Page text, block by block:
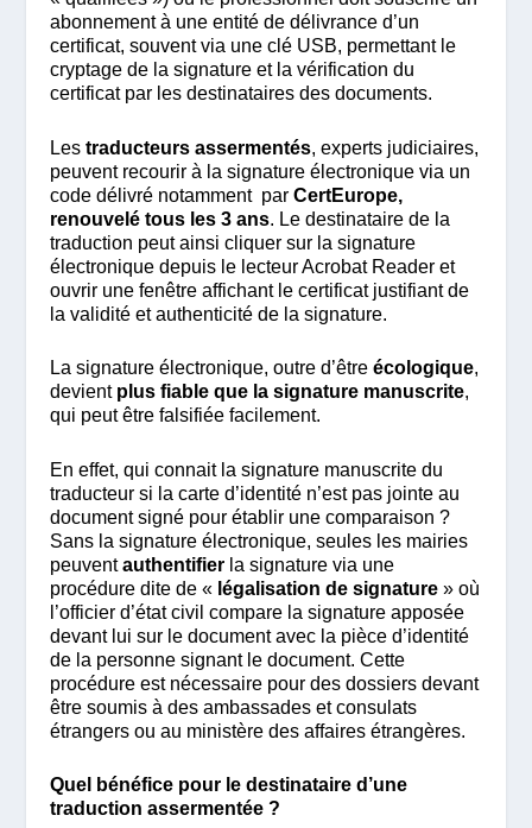
abonnement à une entité de délivrance d’un
certificat, souvent via une clé USB, permettant le
cryptage de la signature et la vérification du
certificat par les destinataires des documents.
Lestraducteurs assermentés, experts judiciaires,
peuvent recourir à la signature électronique via un
code délivré notamment par CertEurope,
renouvelé tous les 3 ans. Le destinataire de la
traduction peut ainsi cliquer sur la signature
électronique depuis le lecteur Acrobat Reader et
ouvrir une fenêtre affichant le certificat justifiant de
la validité et authenticité de la signature.
La signature électronique, outre d’êtreécologique,
devient plus fiable que la signature manuscrite,
qui peut être falsifiée facilement.
En effet, qui connait la signature manuscrite du
traducteur si la carte d’identité n’est pas jointe au
document signé pour établir une comparaison ?
Sans la signature électronique, seules les mairies
peuventauthentifier la signature via une
procédure dite de « légalisation de signature » où
l’officier d’état civil compare la signature apposée
devant lui sur le document avec la pièce d’identité
de la personne signant le document. Cette
procédure est nécessaire pour des dossiers devant
être soumis à des ambassades et consulats
étrangers ou au ministère des affaires étrangères.
Quel bénéfice pour le destinataire d’une
traduction assermentée ?